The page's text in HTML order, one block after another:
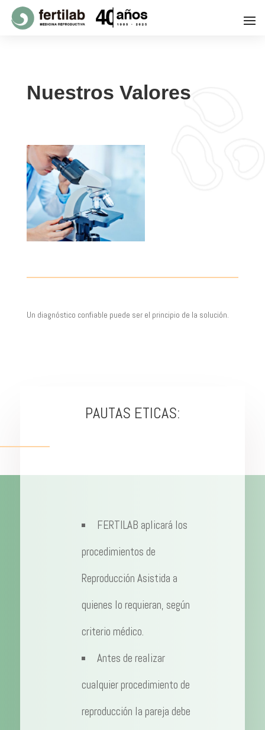
Nuestros Valores
Un diagnóstico confiable puede ser el principio de la solución.
PAUTAS ETICAS:
FERTILAB aplicará los
procedimientos de
Reproducción Asistida a
quienes lo requieran, según
criterio médico.
Antes de realizar
cualquier procedimiento de
reproducción la pareja debe